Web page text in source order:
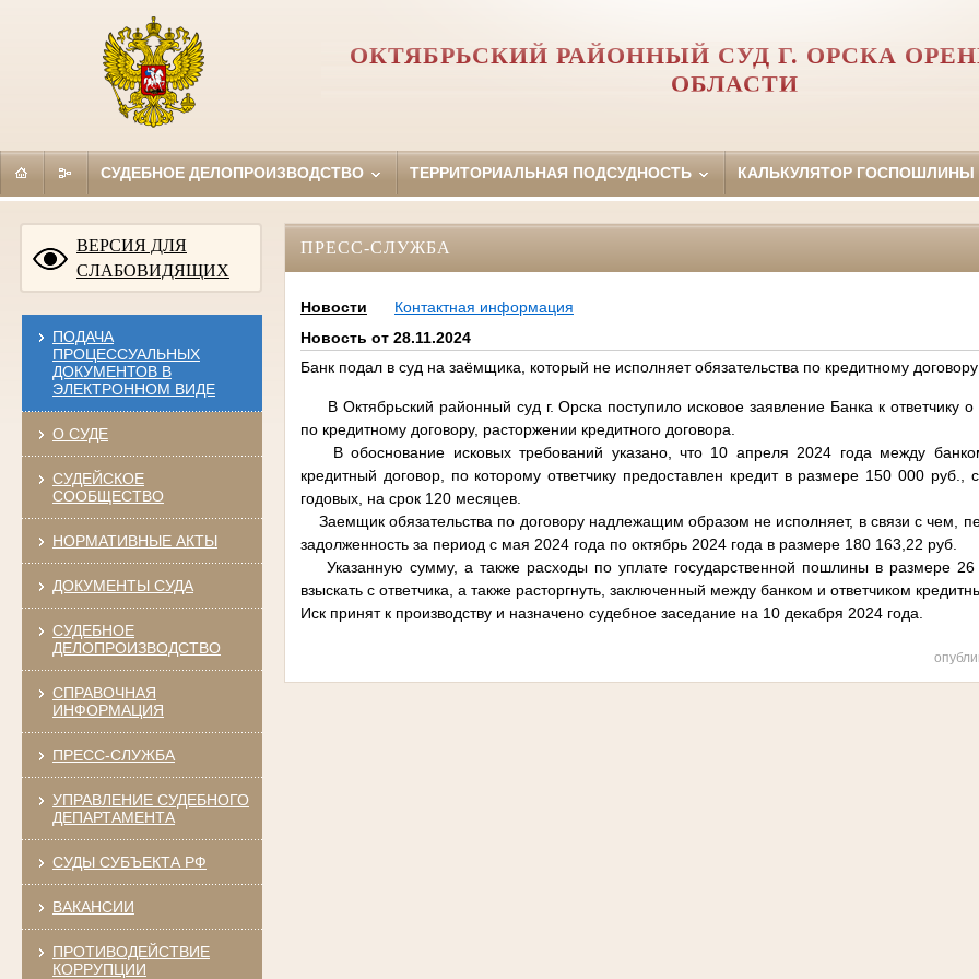
ОКТЯБРЬСКИЙ РАЙОННЫЙ СУД Г. ОРСКА
ОБЛАСТИ
СУДЕБНОЕ ДЕЛОПРОИЗВОДСТВО ТЕРРИТОРИАЛЬНАЯ ПОДСУДНОСТЬ КАЛЬКУЛЯТОР ГОСПОШЛИНЫ
ВЕРСИЯ ДЛЯ
СЛАБОВИДЯЩИХ
ПОДАЧА
ПРОЦЕССУАЛЬНЫХ
ДОКУМЕНТОВ В
ЭЛЕКТРОННОМ ВИДЕ
О СУДЕ
СУДЕЙСКОЕ
СООБЩЕСТВО
НОРМАТИВНЫЕ АКТЫ
ДОКУМЕНТЫ СУДА
СУДЕБНОЕ
ДЕЛОПРОИЗВОДСТВО
СПРАВОЧНАЯ
ИНФОРМАЦИЯ
ПРЕСС-СЛУЖБА
УПРАВЛЕНИЕ СУДЕБНОГО
ДЕПАРТАМЕНТА
СУДЫ СУБЪЕКТА РФ
ВАКАНСИИ
ПРОТИВОДЕЙСТВИЕ
КОРРУПЦИИ
ПРЕСС-СЛУЖБА
Новости
Контактная информация
Новость от 28.11.2024
Банк подал в суд на заёмщика, который не исполняет обязательства по кредитному договору
В Октябрьский районный суд г. Орска поступило исковое заявление Банка к ответчику о
по кредитному договору, расторжении кредитного договора.
В обоснование исковых требований указано, что 10 апреля 2024 года между
кредитный договор, по которому ответчику предоставлен кредит в размере 150 000 руб.,
годовых, на срок 120 месяцев.
Заемщик обязательства по договору надлежащим образом не исполняет, в связи с чем,
задолженность за период с мая 2024 года по октябрь 2024 года в размере 180 163,22 руб.
Указанную сумму, а также расходы по уплате государственной пошлины в размере 26
взыскать с ответчика, а также расторгнуть, заключенный между банком и ответчиком
Иск принят к производству и назначено судебное заседание на 10 декабря 2024 года.